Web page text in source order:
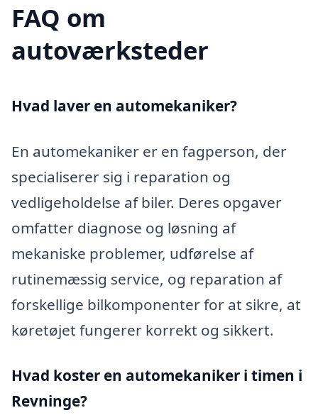
FAQ om
autoværksteder
Hvad laver en automekaniker?
En automekaniker er en fagperson, der
specialiserer sig i reparation og
vedligeholdelse af biler. Deres opgaver
omfatter diagnose og løsning af
mekaniske problemer, udførelse af
rutinemæssig service, og reparation af
forskellige bilkomponenter for at sikre, at
køretøjet fungerer korrekt og sikkert.
Hvad koster en automekaniker i timen i
Revninge?